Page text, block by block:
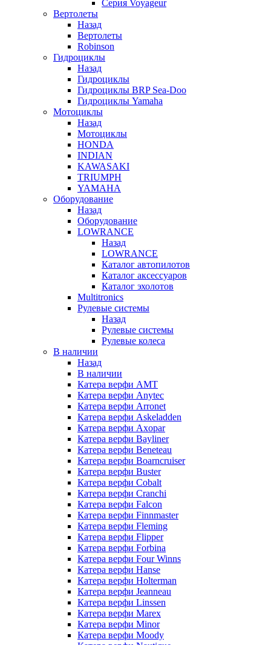
Серия Voyageur
Вертолеты
Назад
Вертолеты
Robinson
Гидроциклы
Назад
Гидроциклы
Гидроциклы BRP Sea-Doo
Гидроциклы Yamaha
Мотоциклы
Назад
Мотоциклы
HONDA
INDIAN
KAWASAKI
TRIUMPH
YAMAHA
Оборудование
Назад
Оборудование
LOWRANCE
Назад
LOWRANCE
Каталог автопилотов
Каталог аксессуаров
Каталог эхолотов
Multitronics
Рулевые системы
Назад
Рулевые системы
Рулевые колеса
В наличии
Назад
В наличии
Катера верфи AMT
Катера верфи Anytec
Катера верфи Arronet
Катера верфи Askeladden
Катера верфи Axopar
Катера верфи Bayliner
Катера верфи Beneteau
Катера верфи Boarncruiser
Катера верфи Buster
Катера верфи Cobalt
Катера верфи Cranchi
Катера верфи Falcon
Катера верфи Finnmaster
Катера верфи Fleming
Катера верфи Flipper
Катера верфи Forbina
Катера верфи Four Winns
Катера верфи Hanse
Катера верфи Holterman
Катера верфи Jeanneau
Катера верфи Linssen
Катера верфи Marex
Катера верфи Minor
Катера верфи Moody